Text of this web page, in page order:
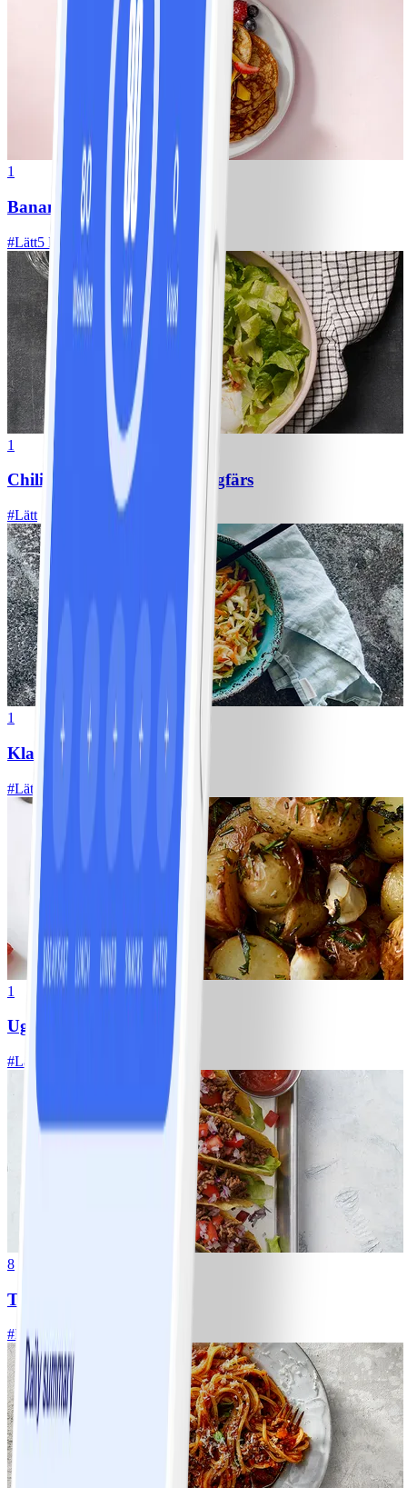
1
Bananpannkakor
#Lätt5 MIN
1
Chili con carne med kycklingfärs
#Lätt
1
Klassisk vitkålssallad
#Lätt 20 MIN
1
Ugnsrostad potatis
#Lätt
8
Tacos
#Lätt15 MIN